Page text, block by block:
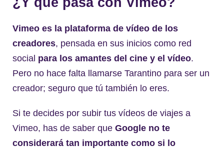
Vimeo es la plataforma de vídeo de los
creadores, pensada en sus inicios como red
social para los amantes del cine y el vídeo.
Pero no hace falta llamarse Tarantino para ser un
creador; seguro que tú también lo eres.
Si te decides por subir tus vídeos de viajes a
Vimeo, has de saber que Google no te
considerará tan importante como si lo